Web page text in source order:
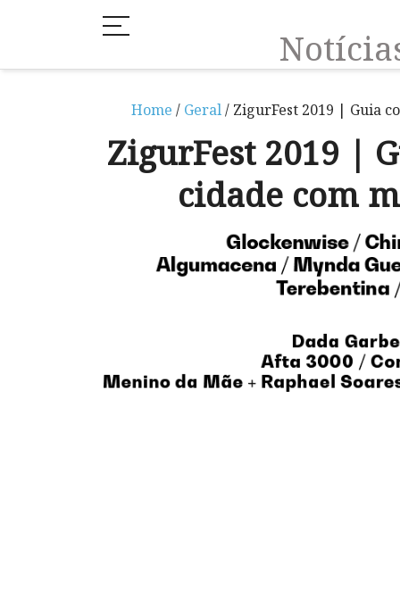
Home / Geral/ ZigurFest 2019 | Guia
ZigurFest 2019 |
cidade com